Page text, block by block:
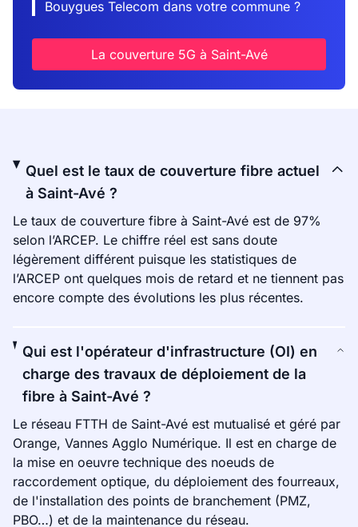
Bouygues Telecom dans votre commune ?
La couverture 5G à Saint-Avé
Quel est le taux de couverture fibre actuel
à Saint-Avé ?
Le taux de couverture fibre à Saint-Avé est de 97%
selon l’ARCEP. Le chiffre réel est sans doute
légèrement différent puisque les statistiques de
l’ARCEP ont quelques mois de retard et ne tiennent pas
encore compte des évolutions les plus récentes.
Qui est l'opérateur d'infrastructure (OI) en
charge des travaux de déploiement de la
fibre à Saint-Avé ?
Le réseau FTTH de Saint-Avé est mutualisé et géré par
Orange, Vannes Agglo Numérique. Il est en charge de
la mise en oeuvre technique des noeuds de
raccordement optique, du déploiement des fourreaux,
de l'installation des points de branchement (PMZ,
PBO…) et de la maintenance du réseau.